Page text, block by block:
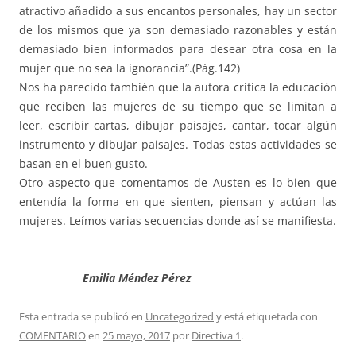
atractivo añadido a sus encantos personales, hay un sector
de los mismos que ya son demasiado razonables y están
demasiado bien informados para desear otra cosa en la
mujer que no sea la ignorancia”.(Pág.142)
Nos ha parecido también que la autora critica la educación
que reciben las mujeres de su tiempo que se limitan a
leer, escribir cartas, dibujar paisajes, cantar, tocar algún
instrumento y dibujar paisajes. Todas estas actividades se
basan en el buen gusto.
Otro aspecto que comentamos de Austen es lo bien que
entendía la forma en que sienten, piensan y actúan las
mujeres. Leímos varias secuencias donde así se manifiesta.
Emilia Méndez Pérez
Esta entrada se publicó en Uncategorized y está etiquetada con
COMENTARIOen 25 mayo, 2017 por Directiva 1.